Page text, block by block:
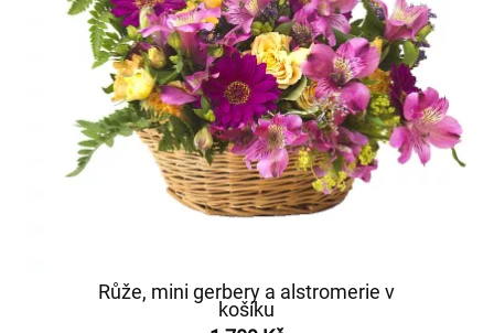
Růže, mini gerbery a alstromerie v
košíku